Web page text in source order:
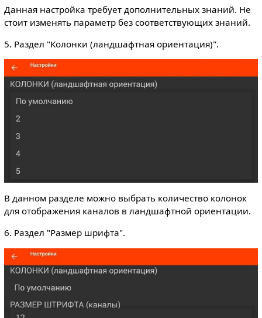
Данная настройка требует дополнительных знаний. Не
стоит изменять параметр без соответствующих знаний.
5. Раздел "Колонки (ландшафтная ориентация)".
В данном разделе можно выбрать количество колонок
для отображения каналов в ландшафтной ориентации.
6. Раздел "Размер шрифта".